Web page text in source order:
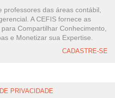
das áreas contábil,
A CEFIS fornece as
Compartilhar Conhecimento,
e Monetizar sua Expertise.
CADASTRE-SE
PRIVACIDADE